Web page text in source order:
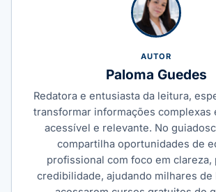
AUTOR
Paloma Guedes
Redatora e entusiasta da leitura,
transformar informações complexas
acessível e relevante. No
compartilha oportunidades de
profissional com foco em clareza,
credibilidade, ajudando milhares de